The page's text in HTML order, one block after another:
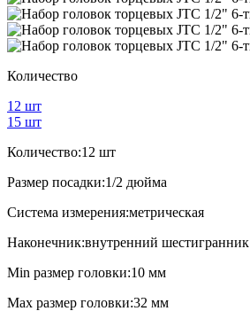
Количество
12 шт
15 шт
Количество:12 шт
Размер посадки:1/2 дюйма
Система измерения:метрическая
Наконечник:внутренний шестигранник
Min размер головки:10 мм
Max размер головки:32 мм